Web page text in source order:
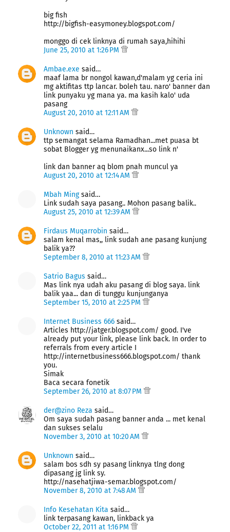
big fish
http://bigfish-easymoney.blogspot.com/
monggo di cek linknya di rumah saya,hihihi
June 25, 2010 at 1:26 PM
Ambae.exe said…
maaf lama br nongol kawan,d'malam yg ceria ini
mg aktifitas ttp lancar. boleh tau. naro' banner dan
link punyaku yg mana ya. ma kasih kalo' uda
pasang
August 20, 2010 at 12:11 AM
Unknown said…
ttp semangat selama Ramadhan...met puasa bt
sobat Blogger yg menunaikanx...so link n'
link dan banner aq blom pnah muncul ya
August 20, 2010 at 12:14 AM
Mbah Mingsaid…
Link sudah saya pasang.. Mohon pasang balik..
August 25, 2010 at 12:39 AM
Firdaus Muqarrobin said…
salam kenal mas,, link sudah ane pasang kunjung
balik ya??
September 8, 2010 at 11:23 AM
Satrio Bagus said…
Mas link nya udah aku pasang di blog saya. link
balik yaa... dan di tunggu kunjunganya
September 15, 2010 at 2:25 PM
Internet Business 666 said…
Articles http://jatger.blogspot.com/ good. I've
already put your link, please link back. In order to
referrals from every article I
http://internetbusiness666.blogspot.com/ thank
you.
Simak
Baca secara fonetik
September 26, 2010 at 8:07 PM
der@zino Reza said…
Om saya sudah pasang banner anda ... met kenal
dan sukses selalu
November 3, 2010 at 10:20 AM
Unknown said…
salam bos sdh sy pasang linknya tlng dong
dipasang jg link sy.
http://nasehatjiwa-semar.blogspot.com/
November 8, 2010 at 7:48 AM
Info Kesehatan Kita said…
link terpasang kawan, linkback ya
October 22, 2011 at 1:16 PM